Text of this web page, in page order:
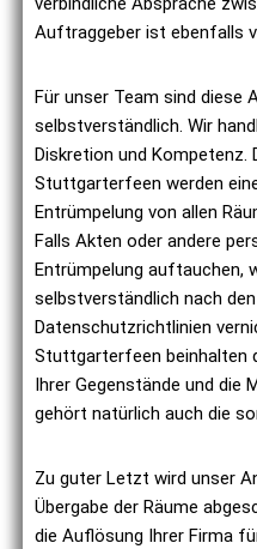
Auftraggeber ist ebenfalls
Für unser Team sind diese
selbstverständlich. Wir
Diskretion und Kompetenz.
Stuttgarterfeen werden
Entrümpelung von allen
Falls Akten oder andere
Entrümpelung auftauchen,
selbstverständlich nach
Datenschutzrichtlinien
Stuttgarterfeen beinhalten
Ihrer Gegenstände und die
gehört natürlich auch die
Zu guter Letzt wird unser
Übergabe der Räume
die Auflösung Ihrer Firma